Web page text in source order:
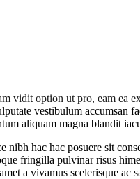
vidit option ut pro, eam ea
vestibulum
aliquam magna blandit
nibh hac hac posuere sit
fringilla pulvinar risus
a vivamus scelerisque